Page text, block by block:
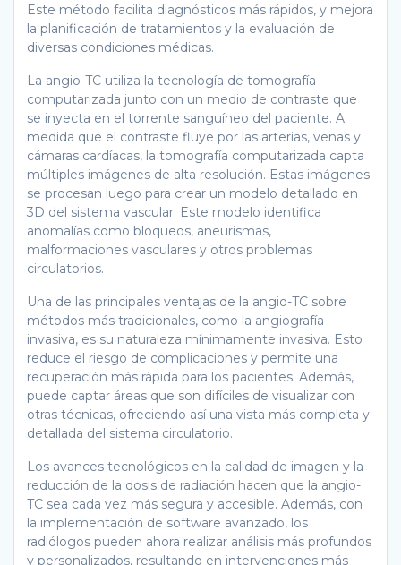
Este método facilita diagnósticos más rápidos, y mejora
la planificación de tratamientos y la evaluación de
diversas condiciones médicas.
La angio-TC utiliza la tecnología de tomografía
computarizada junto con un medio de contraste que
se inyecta en el torrente sanguíneo del paciente. A
medida que el contraste fluye por las arterias, venas y
cámaras cardíacas, la tomografía computarizada capta
múltiples imágenes de alta resolución. Estas imágenes
se procesan luego para crear un modelo detallado en
3D del sistema vascular. Este modelo identifica
anomalías como bloqueos, aneurismas,
malformaciones vasculares y otros problemas
circulatorios.
Una de las principales ventajas de la angio-TC sobre
métodos más tradicionales, como la angiografía
invasiva, es su naturaleza mínimamente invasiva. Esto
reduce el riesgo de complicaciones y permite una
recuperación más rápida para los pacientes. Además,
puede captar áreas que son difíciles de visualizar con
otras técnicas, ofreciendo así una vista más completa y
detallada del sistema circulatorio.
Los avances tecnológicos en la calidad de imagen y la
reducción de la dosis de radiación hacen que la angio-
TC sea cada vez más segura y accesible. Además, con
la implementación de software avanzado, los
radiólogos pueden ahora realizar análisis más profundos
y personalizados, resultando en intervenciones más